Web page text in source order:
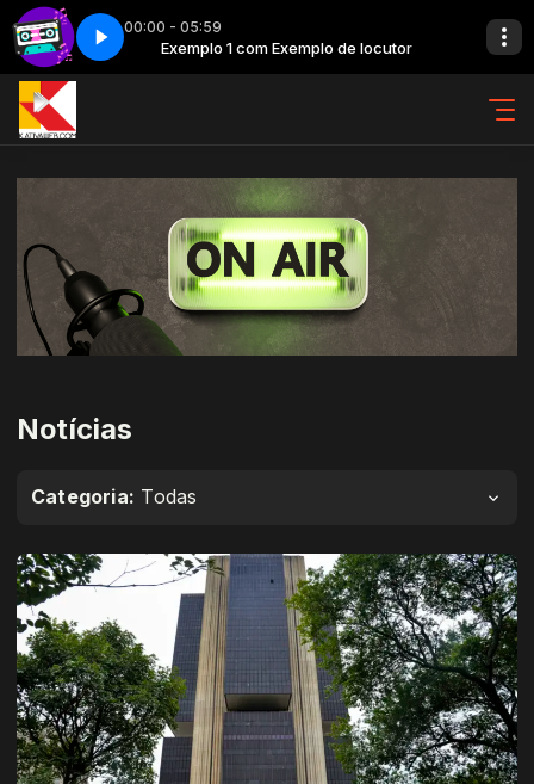
00:00 - 05:59
Exemplo 1 com Exemplo de locutor
K7 - Parte 4
Notícias
Categoria: Todas